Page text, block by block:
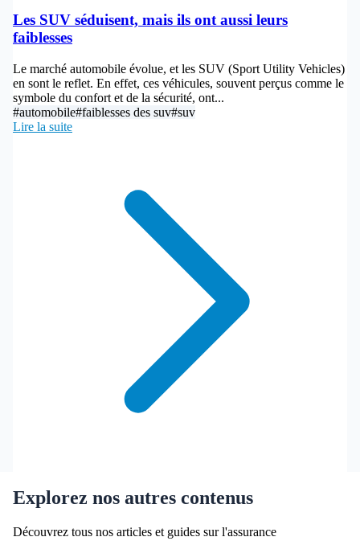
Les SUV séduisent, mais ils ont aussi leurs
faiblesses
Le marché automobile évolue, et les SUV (Sport Utility Vehicles)
en sont le reflet. En effet, ces véhicules, souvent perçus comme le
symbole du confort et de la sécurité, ont...
#automobile#faiblesses des suv#suv
Lire la suite
Explorez nos autres contenus
Découvrez tous nos articles et guides sur l'assurance